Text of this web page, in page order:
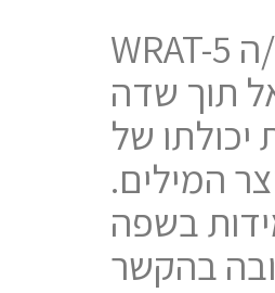
WRAT-5 מספק הערכה מקיפה של המיומנויות הלימודיות הבסיסיות של התלמיד/ה
תוך שדה
של
המילים.
בשפה